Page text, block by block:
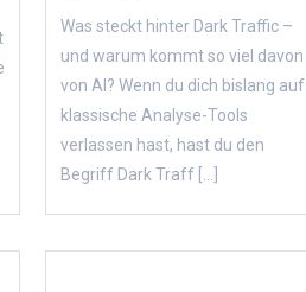
Was steckt hinter Dark Traffic –
und warum kommt so viel davon
von AI? Wenn du dich bislang auf
klassische Analyse-Tools
verlassen hast, hast du den
Begriff Dark Traff [...]